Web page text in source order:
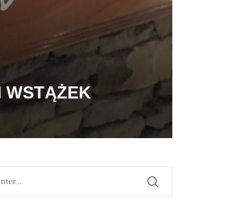
WSTĄŻEK